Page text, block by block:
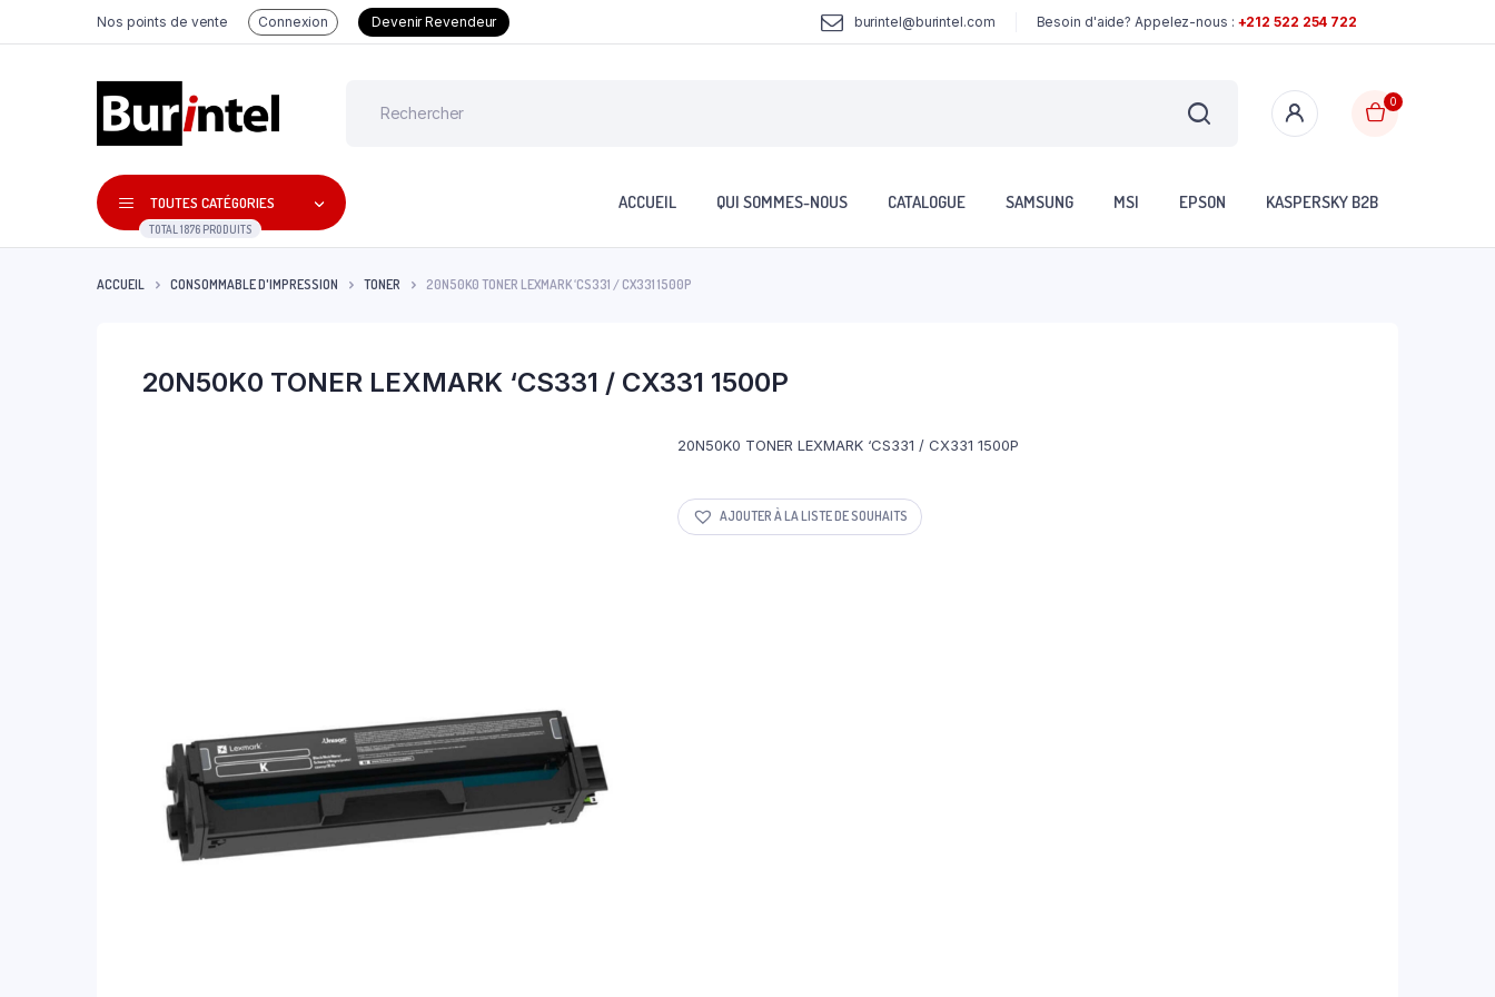
Nos points de vente Connexion Devenir Revendeur burintel@burintel.com Besoin d'aide? Appelez-nous : +212 522 254 722
0
TOUTES CATÉGORIES
TOTAL 1876 PRODUITS
ACCUEIL QUI SOMMES-NOUS CATALOGUE SAMSUNG MSI EPSON KASPERSKY B2B
ACCUEIL CONSOMMABLE D'IMPRESSION TONER 20N50K0 TONER LEXMARK ‘CS331 / CX331 1500P
20N50K0 TONER LEXMARK ‘CS331 / CX331 1500P
20N50K0 TONER LEXMARK ‘CS331 / CX331 1500P
AJOUTER À LA LISTE DE SOUHAITS